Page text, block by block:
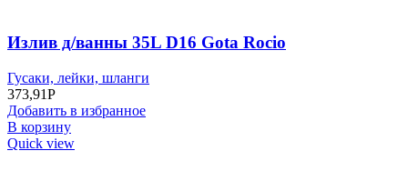
Излив д/ванны 35L D16 Gota Rocio
Гусаки, лейки, шланги
373,91Р
Добавить в избранное
В корзину
Quick view